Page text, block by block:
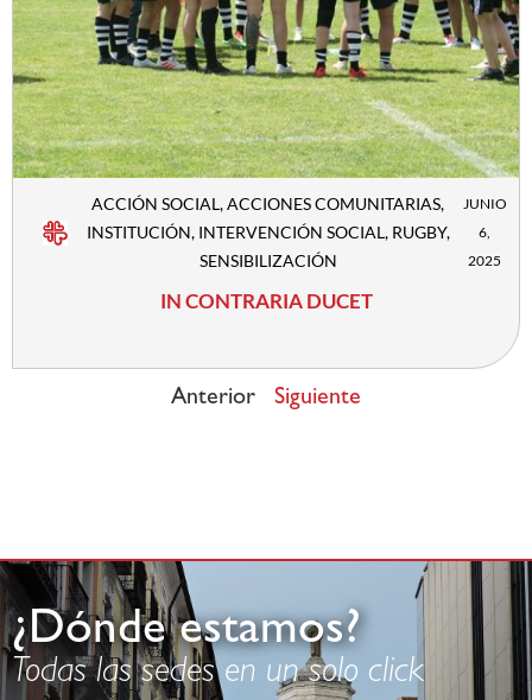
ACCIÓN SOCIAL,ACCIONES COMUNITARIAS,
INSTITUCIÓN, INTERVENCIÓN SOCIAL, RUGBY,
SENSIBILIZACIÓN
JUNIO
6,
2025
IN CONTRARIA DUCET
Anterior Siguiente
¿Dónde estamos?
Todas las sedes en un solo click